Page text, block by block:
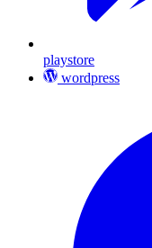
playstore
wordpress